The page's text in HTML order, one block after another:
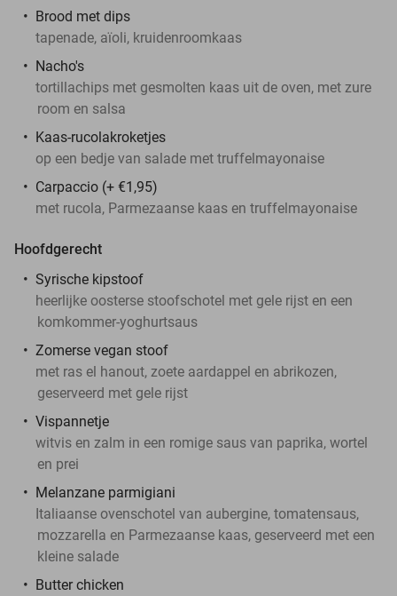
Brood met dips
tapenade, aïoli, kruidenroomkaas
Nacho's
tortillachips met gesmolten kaas uit de oven, met zure
room en salsa
Kaas-rucolakroketjes
op een bedje van salade met truffelmayonaise
Carpaccio (+ €1,95)
met rucola, Parmezaanse kaas en truffelmayonaise
Hoofdgerecht
Syrische kipstoof
heerlijke oosterse stoofschotel met gele rijst en een
komkommer-yoghurtsaus
Zomerse vegan stoof
met ras el hanout, zoete aardappel en abrikozen,
geserveerd met gele rijst
Vispannetje
witvis en zalm in een romige saus van paprika, wortel
en prei
Melanzane parmigiani
Italiaanse ovenschotel van aubergine, tomatensaus,
mozzarella en Parmezaanse kaas, geserveerd met een
kleine salade
Butter chicken